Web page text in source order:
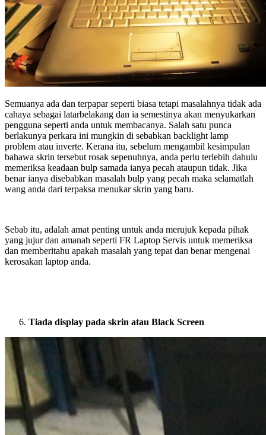
Semuanya ada dan terpapar seperti biasa tetapi masalahnya tidak ada
cahaya sebagai latarbelakang dan ia semestinya akan menyukarkan
pengguna seperti anda untuk membacanya. Salah satu punca
berlakunya perkara ini mungkin di sebabkan backlight lamp
problem atau inverte. Kerana itu, sebelum mengambil kesimpulan
bahawa skrin tersebut rosak sepenuhnya, anda perlu terlebih dahulu
memeriksa keadaan bulp samada ianya pecah ataupun tidak. Jika
benar ianya disebabkan masalah bulp yang pecah maka selamatlah
wang anda dari terpaksa menukar skrin yang baru.
Sebab itu, adalah amat penting untuk anda merujuk kepada pihak
yang jujur dan amanah seperti FR Laptop Servis untuk memeriksa
dan memberitahu apakah masalah yang tepat dan benar mengenai
kerosakan laptop anda.
Tiada display pada skrin atau Black Screen